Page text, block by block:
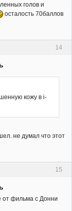
голов и
осталость 70баллов
14
кожу в i-
не думал что этот
15
от фильма с Донни